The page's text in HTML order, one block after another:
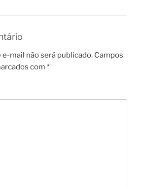
e-mail não será publicado. Campos
com *